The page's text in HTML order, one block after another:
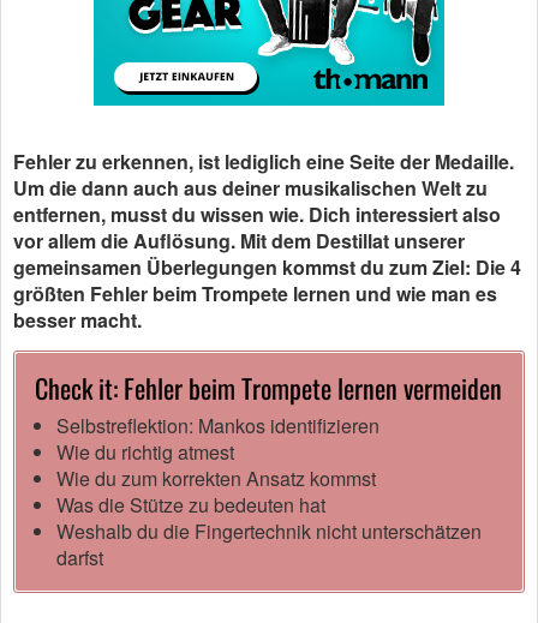
Fehler zu erkennen, ist lediglich eine Seite der Medaille.
Um die dann auch aus deiner musikalischen Welt zu
entfernen, musst du wissen wie. Dich interessiert also
vor allem die Auflösung. Mit dem Destillat unserer
gemeinsamen Überlegungen kommst du zum Ziel: Die 4
größten Fehler beim Trompete lernen und wie man es
besser macht.
Check it: Fehler beim Trompete lernen vermeiden
Selbstreflektion: Mankos identifizieren
Wie du richtig atmest
Wie du zum korrekten Ansatz kommst
Was die Stütze zu bedeuten hat
Weshalb du die Fingertechnik nicht unterschätzen
darfst